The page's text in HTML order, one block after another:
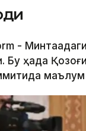
-
Бу ҳақда